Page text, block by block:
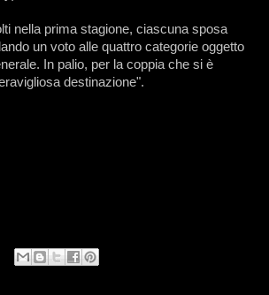
nella prima stagione, ciascuna sposa
un voto alle quattro categorie oggetto
In palio, per la coppia che si è
destinazione".